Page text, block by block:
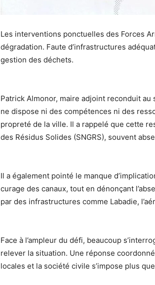
Les interventions ponctuelles des Forces
dégradation. Faute d’infrastructures
gestion des déchets.
Patrick Almonor, maire adjoint reconduit
ne dispose ni des compétences ni des
propreté de la ville. Il a rappelé que cette
des Résidus Solides (SNGRS), souvent
Il a également pointé le manque
curage des canaux, tout en dénonçant
par des infrastructures comme Labadie,
Face à l’ampleur du défi, beaucoup
relever la situation. Une réponse
locales et la société civile s’impose plus